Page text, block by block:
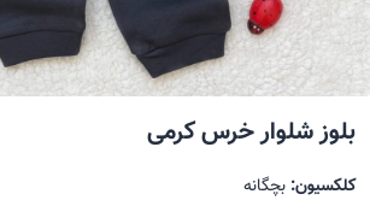
بلوز شلوار خرس کرمی
کلکسیون: بچگانه